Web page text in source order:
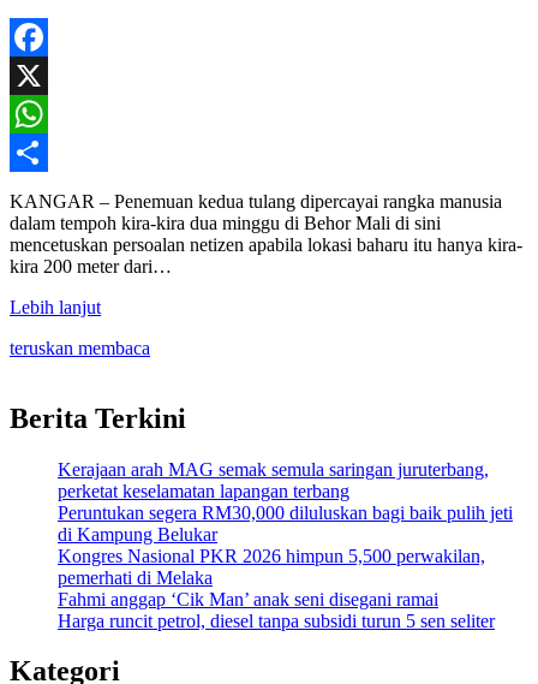
Facebook
X
WhatsApp
Share
KANGAR – Penemuan kedua tulang dipercayai rangka manusia
dalam tempoh kira-kira dua minggu di Behor Mali di sini
mencetuskan persoalan netizen apabila lokasi baharu itu hanya kira-
kira 200 meter dari…
Lebih lanjut
teruskan membaca
Berita Terkini
Kerajaan arah MAG semak semula saringan juruterbang,
perketat keselamatan lapangan terbang
Peruntukan segera RM30,000 diluluskan bagi baik pulih jeti
di Kampung Belukar
Kongres Nasional PKR 2026 himpun 5,500 perwakilan,
pemerhati di Melaka
Fahmi anggap ‘Cik Man’ anak seni disegani ramai
Harga runcit petrol, diesel tanpa subsidi turun 5 sen seliter
Kategori